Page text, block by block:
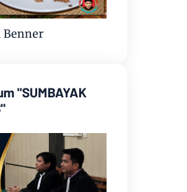
Benner
"SUMBAYAK